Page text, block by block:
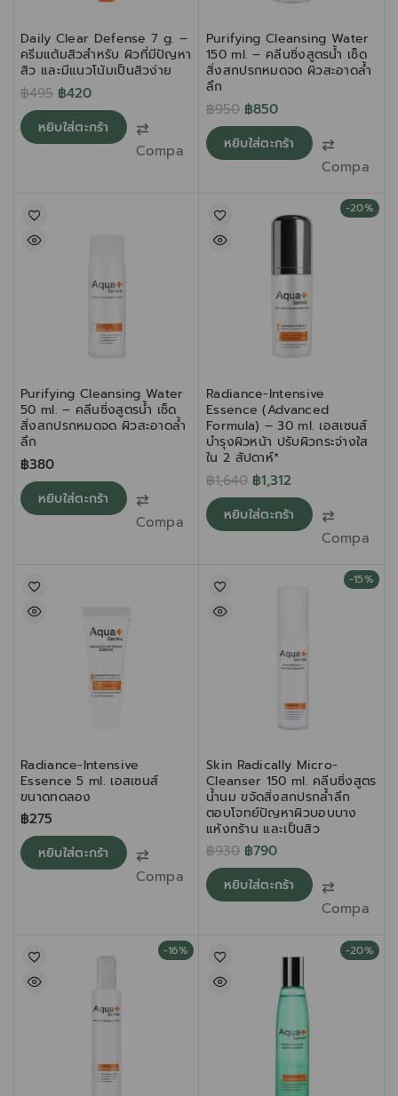
Daily Clear Defense 7 g. –
ครีมแต้มสิวสำหรับ ผิวที่มีปัญหา
สิว และมีแนวโน้มเป็นสิวง่าย
฿495 ฿420
หยิบใส่ตะกร้า
Compare
Purifying Cleansing Water
150 ml. – คลีนซิ่งสูตรน้ำ เช็ด
สิ่งสกปรกหมดจด ผิวสะอาดล้ำ
ลึก
฿950 ฿850
หยิบใส่ตะกร้า
Compare
Purifying Cleansing Water
50 ml. – คลีนซิ่งสูตรน้ำ เช็ด
สิ่งสกปรกหมดจด ผิวสะอาดล้ำ
ลึก
฿380
หยิบใส่ตะกร้า
Compare
-20%
Radiance-Intensive
Essence (Advanced
Formula) – 30 ml. เอสเซนส์
บำรุงผิวหน้า ปรับผิวกระจ่างใส
ใน 2 สัปดาห์*
฿1,640 ฿1,312
หยิบใส่ตะกร้า
Compare
Radiance-Intensive
Essence 5 ml. เอสเซนส์
ขนาดทดลอง
฿275
หยิบใส่ตะกร้า
Compare
-15%
Skin Radically Micro-
Cleanser 150 ml. คลีนซิ่งสูตร
น้ำนม ขจัดสิ่งสกปรกล้ำลึก
ตอบโจทย์ปัญหาผิวบอบบาง
แห้งกร้าน และเป็นสิว
฿930 ฿790
หยิบใส่ตะกร้า
Compare
-16% -20%